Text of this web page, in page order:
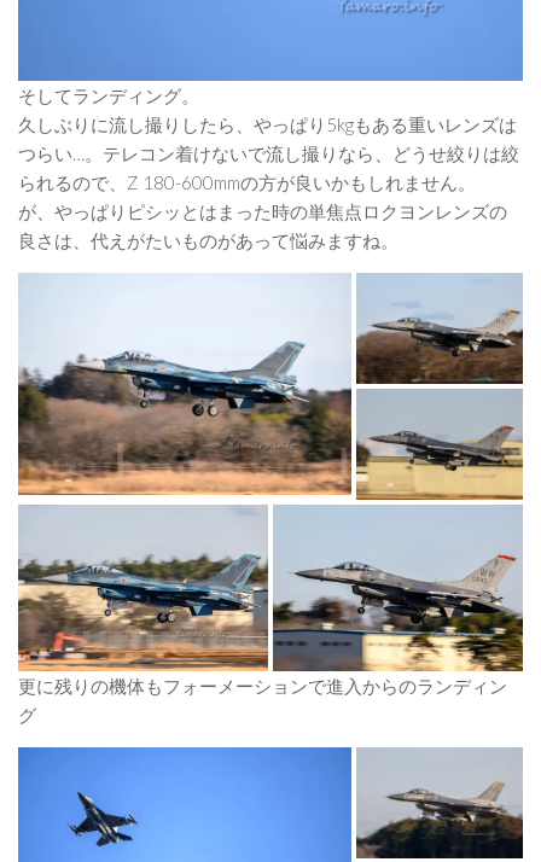
そしてランディング。
久しぶりに流し撮りしたら、やっぱり5kgもある重いレンズは
つらい…。テレコン着けないで流し撮りなら、どうせ絞りは絞
られるので、Z 180-600mmの方が良いかもしれません。
が、やっぱりピシッとはまった時の単焦点ロクヨンレンズの
良さは、代えがたいものがあって悩みますね。
更に残りの機体もフォーメーションで進入からのランディン
グ